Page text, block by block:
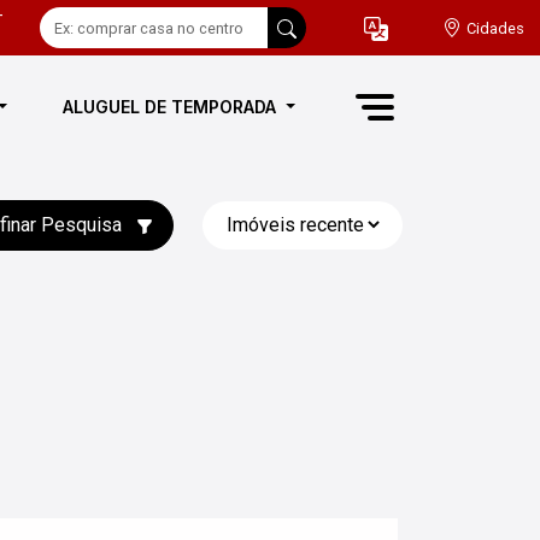
Cidades
ALUGUEL DE TEMPORADA
Pesquisa